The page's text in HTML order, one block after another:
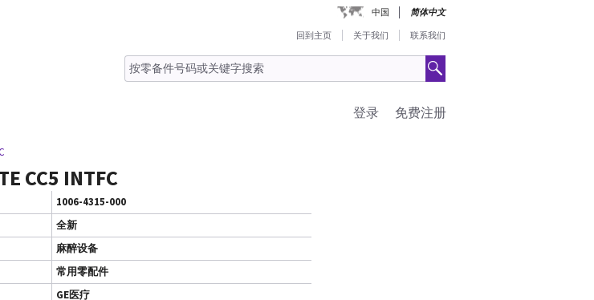
中国 简体中文
回到主页 关于我们 联系我们
免费注册
登录
CC5 INTFC
1006-4315-000
全新
麻醉设备
常用零配件
GE医疗